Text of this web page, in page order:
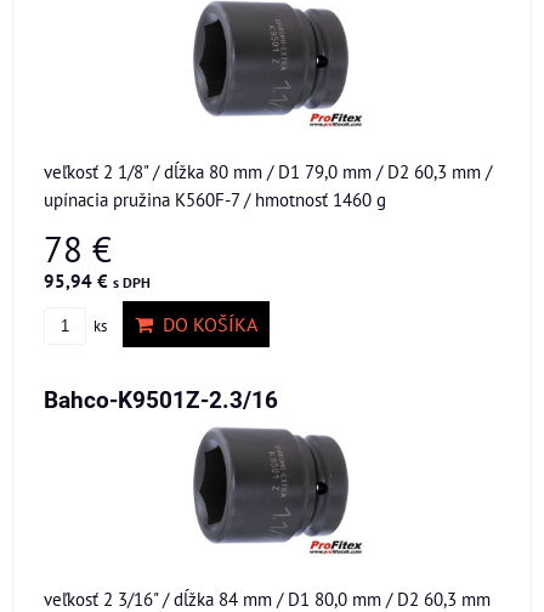
veľkosť 2 1/8" / dĺžka 80 mm / D1 79,0 mm / D2 60,3 mm /
upínacia pružina K560F-7 / hmotnosť 1460 g
78 €
95,94 € s DPH
ks DO KOŠÍKA
Bahco-K9501Z-2.3/16
veľkosť 2 3/16" / dĺžka 84 mm / D1 80,0 mm / D2 60,3 mm